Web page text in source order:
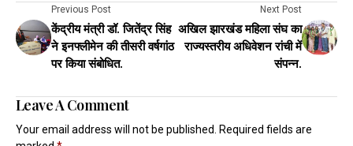
Previous Post
केंद्रीय मंत्री डॉ. जितेंद्र सिंह
ने इनफ्लीमेन की तीसरी वर्षगांठ
पर किया संबोधित.
Next Post
अखिल झारखंड महिला संघ का
राज्यस्तरीय अधिवेशन रांची में
संपन्न.
Leave A Comment
Your email address will not be published.
Required fields are